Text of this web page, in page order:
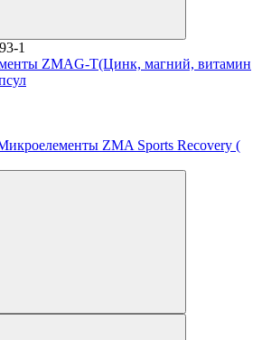
1
ZMAG-T(Цинк, магний, витамин